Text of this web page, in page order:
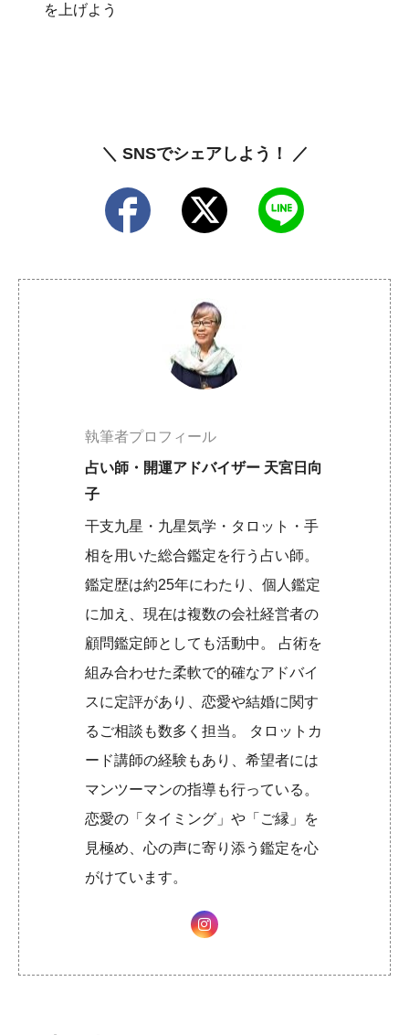
を上げよう
＼ SNSでシェアしよう！ ／
執筆者プロフィール
占い師・開運アドバイザー 天宮日向
子
干支九星・九星気学・タロット・手
相を用いた総合鑑定を行う占い師。
鑑定歴は約25年にわたり、個人鑑定
に加え、現在は複数の会社経営者の
顧問鑑定師としても活動中。 占術を
組み合わせた柔軟で的確なアドバイ
スに定評があり、恋愛や結婚に関す
るご相談も数多く担当。 タロットカ
ード講師の経験もあり、希望者には
マンツーマンの指導も行っている。
恋愛の「タイミング」や「ご縁」を
見極め、心の声に寄り添う鑑定を心
がけています。